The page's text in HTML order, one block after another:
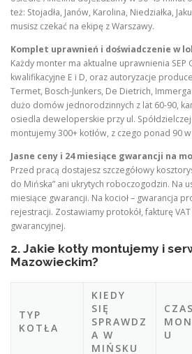
też: Stojadła, Janów, Karolina, Niedziałka,
musisz czekać na ekipę z Warszawy.
Komplet uprawnień i doświadczenie w
Każdy monter ma aktualne uprawnienia SEP
kwalifikacyjne E i D, oraz autoryzacje
Termet, Bosch-Junkers, De Dietrich,
dużo domów jednorodzinnych z lat 60-90,
osiedla deweloperskie przy ul. Spółdzielczej
montujemy 300+ kotłów, z czego ponad 90
Jasne ceny i 24 miesiące gwarancji na
Przed pracą dostajesz szczegółowy
do Mińska” ani ukrytych roboczogodzin. Na
miesiące gwarancji. Na kocioł – gwarancja
rejestracji. Zostawiamy protokół, fakturę
gwarancyjnej.
2. Jakie kotły montujemy i
Mazowieckim?
TYP
KOTŁA
KIEDY
SIĘ
SPRAWDZ
A W
MIŃSKU
CZAS
U